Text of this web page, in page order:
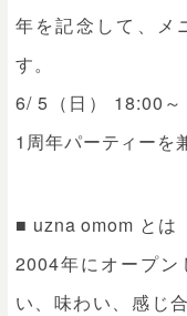
年を記念して、メ
す。
6/ 5（日） 18:00
1周年パーティーを
■ uzna omom とは
2004年にオープ
い、味わい、感じ